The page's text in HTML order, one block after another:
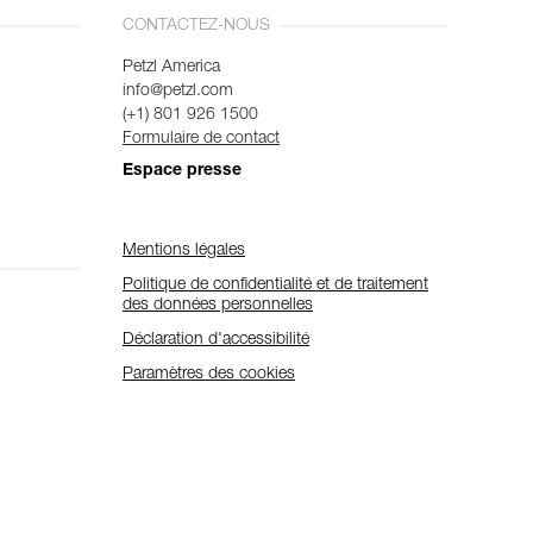
CONTACTEZ-NOUS
Petzl America
info@petzl.com
(+1) 801 926 1500
Formulaire de contact
Espace presse
Mentions légales
Politique de confidentialité et de traitement
des données personnelles
Déclaration d'accessibilité
Paramètres des cookies